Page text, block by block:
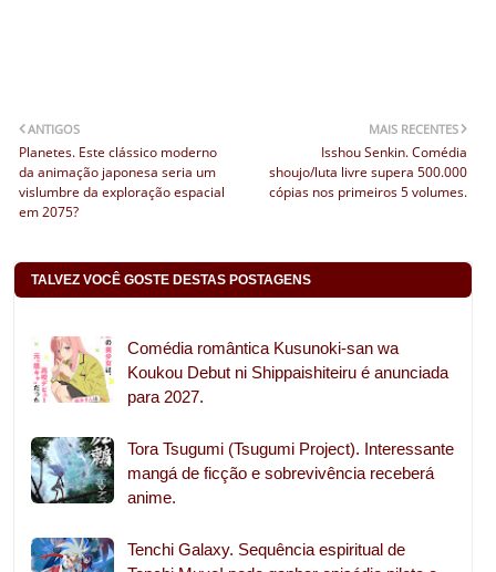
MAIS RECENTES
Isshou Senkin. Comédia
shoujo/luta livre supera 500.000
cópias nos primeiros 5 volumes.
ANTIGOS
Planetes. Este clássico moderno
da animação japonesa seria um
vislumbre da exploração espacial
em 2075?
TALVEZ VOCÊ GOSTE DESTAS POSTAGENS
Comédia romântica Kusunoki-san wa
Koukou Debut ni Shippaishiteiru é anunciada
para 2027.
Tora Tsugumi (Tsugumi Project). Interessante
mangá de ficção e sobrevivência receberá
anime.
Tenchi Galaxy. Sequência espiritual de